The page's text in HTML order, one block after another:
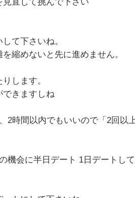
て下さいね。
縮めないと先に進めません。
します。
できますしね
2時間以内でもいいので「2回以
機会に半日デート 1日デートし